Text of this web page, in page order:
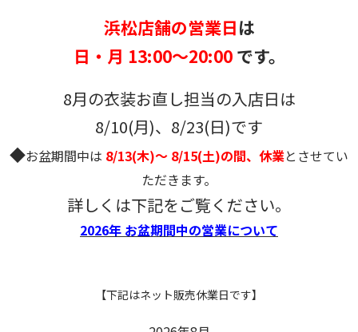
浜松店舗の営業日は
日・月 13:00～20:00 です。
8月の衣装お直し担当の入店日は
8/10(月)、8/23(日)です
◆お盆期間中は 8/13(木)～ 8/15(土)の間、休業とさせてい
ただきます。
詳しくは下記をご覧ください。
2026年 お盆期間中の営業について
【下記はネット販売休業日です】